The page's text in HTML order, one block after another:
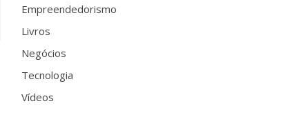
Empreendedorismo
Livros
Negócios
Tecnologia
Vídeos